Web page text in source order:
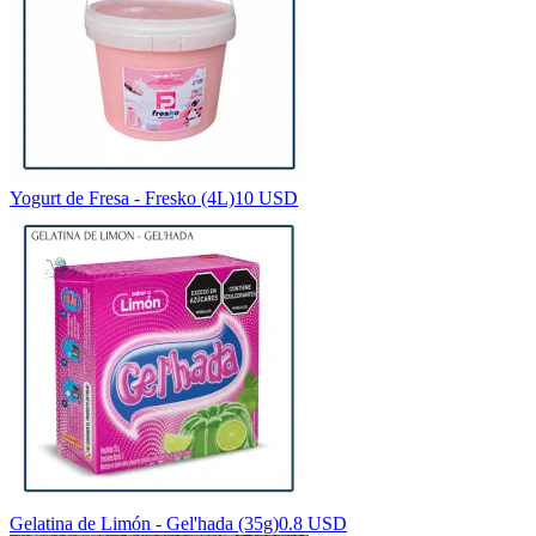
Yogurt de Fresa - Fresko (4L)10 USD
Gelatina de Limón - Gel'hada (35g)0.8 USD